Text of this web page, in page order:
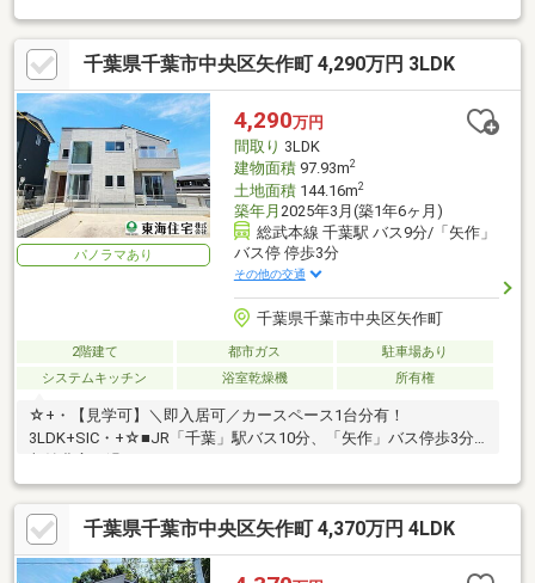
千葉県千葉市中央区矢作町 4,290万円 3LDK
パノラマあり
4,290万円
間取り 3LDK
建物面積97.93m2
土地面積144.16m2
築年月 2025年3月(築1年6ヶ月)
総武本線 千葉駅 バス9分/「矢作」
バス停 停歩3分
その他の交通
千葉県千葉市中央区矢作町
2階建て 都市ガス
駐車場あり
システムキッチン
浴室乾燥機 所有権
☆+・【見学可】＼即入居可／カースペース1台分有！
3LDK+SIC・+☆■JR「千葉」駅バス10分、「矢作」バス停歩3分■
千葉県千葉市中央区矢作町 4,370万円 4LDK